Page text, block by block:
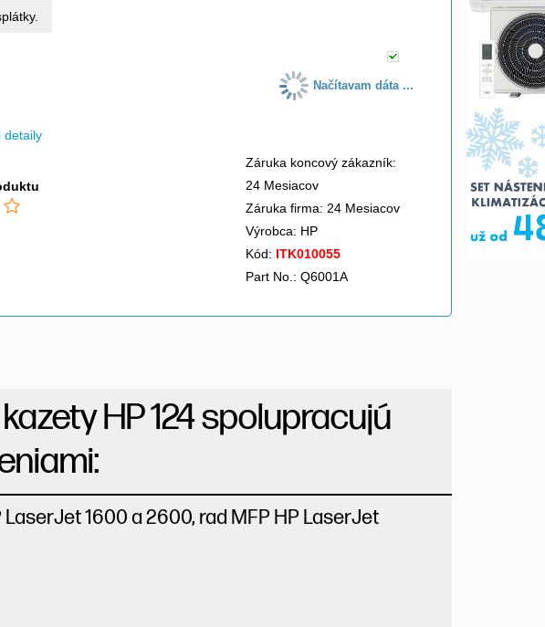
Načítavam dáta ...
detaily
Záruka koncový zákazník:
24 Mesiacov
Záruka firma: 24 Mesiacov
Výrobca: HP
Kód: ITK010055
Part No.: Q6001A
HP 124 spolupracujú
1600 a 2600, rad MFP HP LaserJet